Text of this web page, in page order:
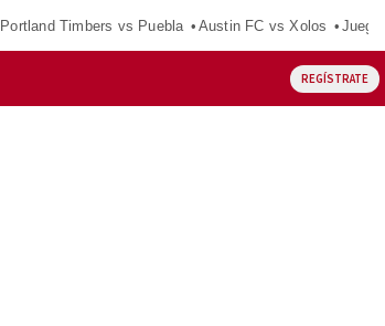
Portland Timbers vs Puebla Austin FC vs Xolos
REGÍSTRATE